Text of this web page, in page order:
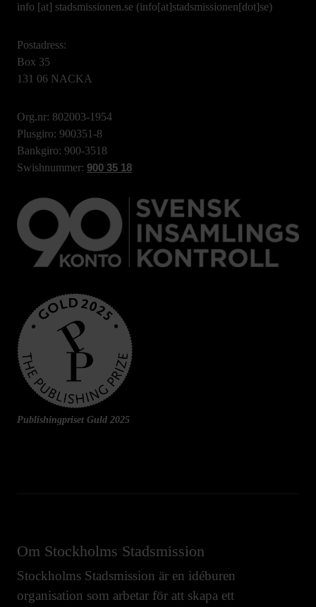
info [at] stadsmissionen.se (info[at]stadsmissionen[dot]se)
Postadress:
Box 35
131 06 NACKA
Org.nr: 802003-1954
Plusgiro: 900351-8
Bankgiro: 900-3518
Swishnummer: 900 35 18
Publishingpriset Guld 2025
Om Stockholms Stadsmission
Stockholms Stadsmission är en idéburen
organisation som arbetar för att skapa ett